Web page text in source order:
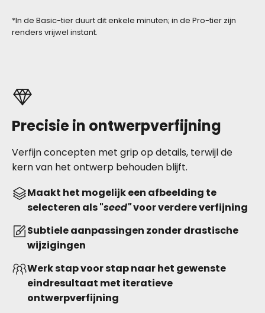
*In de Basic-tier duurt dit enkele minuten; in de Pro-tier zijn
renders vrijwel instant.
Precisie in ontwerpverfijning
Verfijn concepten met grip op details, terwijl de
kern van het ontwerp behouden blijft.
Maakt het mogelijk een afbeelding te
selecteren als "seed"voor verdere verfijning
Subtiele aanpassingen zonder drastische
wijzigingen
Werk stap voor stap naar het gewenste
eindresultaat met iteratieve
ontwerpverfijning